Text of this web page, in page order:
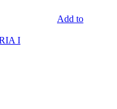
Add to